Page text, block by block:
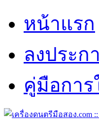
หน้าแรก
ลงประก
คู่มือการ